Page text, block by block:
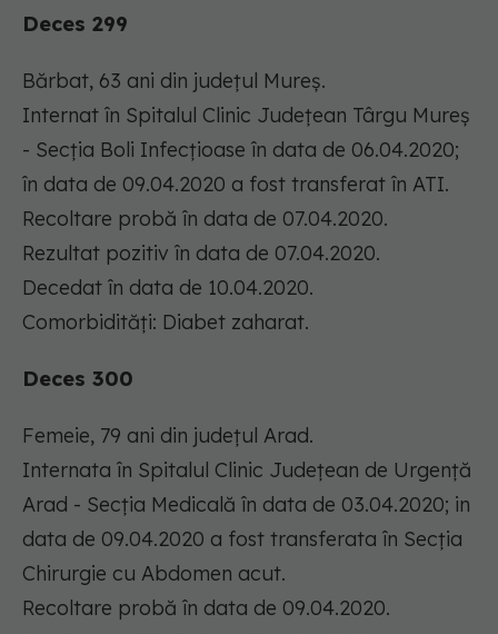
Deces 299
Bărbat, 63 ani din județul Mureș.
Internat în Spitalul Clinic Județean Târgu Mureș
- Secția Boli Infecțioase în data de 06.04.2020;
în data de 09.04.2020 a fost transferat în ATI.
Recoltare probă în data de 07.04.2020.
Rezultat pozitiv în data de 07.04.2020.
Decedat în data de 10.04.2020.
Comorbidități: Diabet zaharat.
Deces 300
Femeie, 79 ani din județul Arad.
Internata în Spitalul Clinic Județean de Urgență
Arad - Secția Medicală în data de 03.04.2020; in
data de 09.04.2020 a fost transferata în Secția
Chirurgie cu Abdomen acut.
Recoltare probă în data de 09.04.2020.